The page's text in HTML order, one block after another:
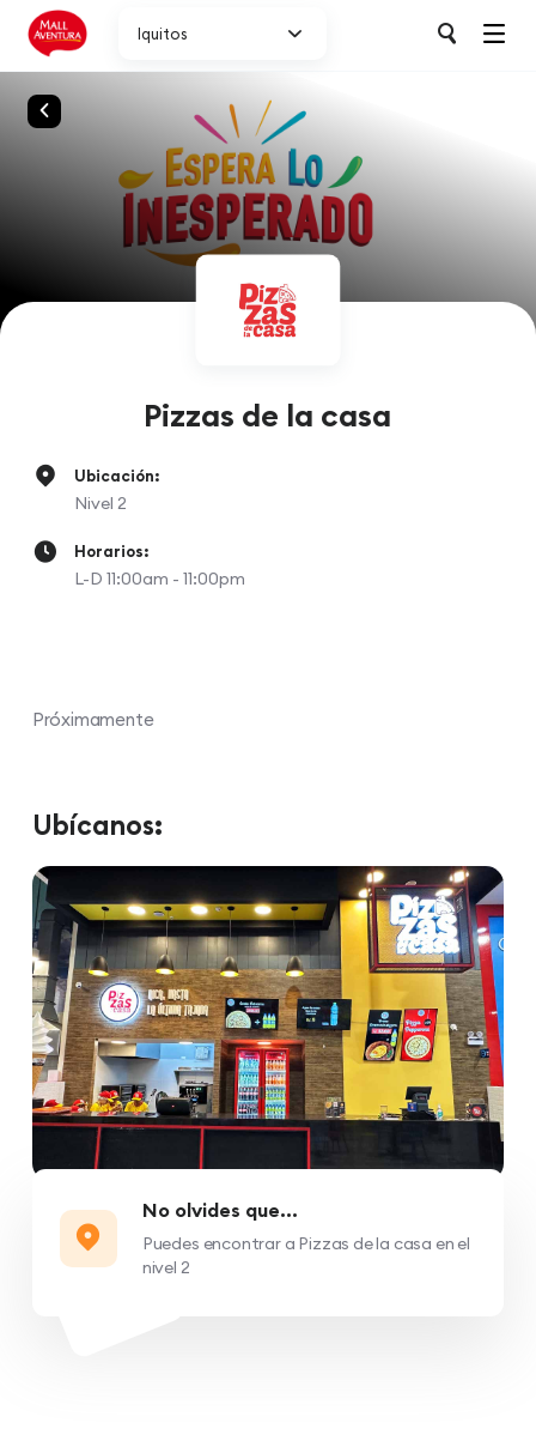
Iquitos
Pizzas de la casa
Ubicación:
Nivel 2
Horarios:
L-D 11:00am - 11:00pm
Próximamente
Ubícanos:
No olvides que...
Puedes encontrar a Pizzas de la casa en el
nivel 2